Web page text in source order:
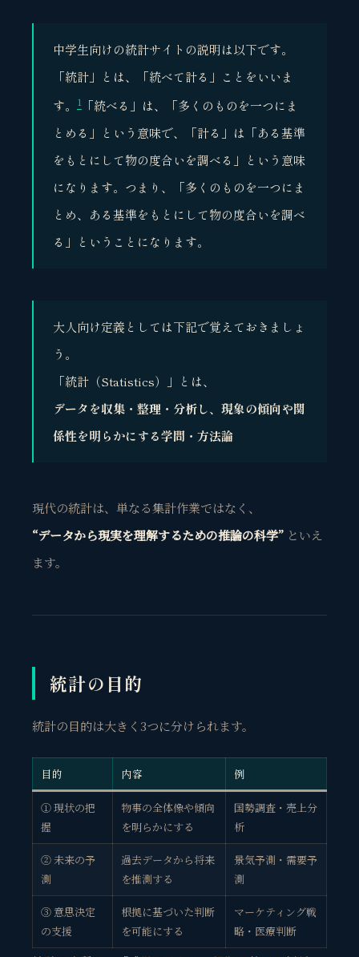
中学生向けの統計サイトの説明は以下です。
「統計」とは、「統べて計る」ことをいいま
す。 1 「統べる」は、「多くのものを一つにま
とめる」という意味で、「計る」は「ある基準
をもとにして物の度合いを調べる」という意味
になります。つまり、「多くのものを一つにま
とめ、ある基準をもとにして物の度合いを調べ
る」ということになります。
大人向け定義としては下記で覚えておきましょ
う。
「統計（Statistics）」とは、
データを収集・整理・分析し、現象の傾向や関
係性を明らかにする学問・方法論
現代の統計は、 単なる集計作業ではなく、
“データから現実を理解するための推論の科学” といえ
ます。
統計の目的
統計の目的は大きく3つに分けられます。
目的 内容 例
① 現状の把
握
物事の全体像や傾向
を明らかにする
国勢調査・売上分
析
② 未来の予
測
過去データから将来
を推測する
景気予測・需要予
測
③ 意思決定
の支援
根拠に基づいた判断
を可能にする
マーケティング戦
略・医療判断